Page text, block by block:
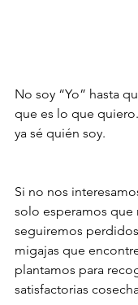
No soy “Yo” hasta
que es lo que
ya sé quién soy.
Si no nos
solo esperamos que
seguiremos
migajas que
plantamos para
satisfactorias